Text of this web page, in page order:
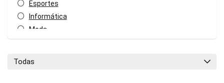
Esportes
Informática
Moda
Todas